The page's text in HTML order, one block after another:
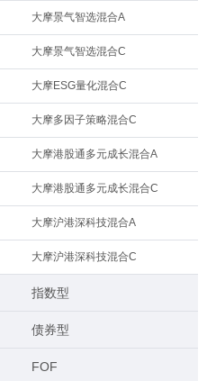
大摩景气智选混合A
大摩景气智选混合C
大摩ESG量化混合C
大摩多因子策略混合C
大摩港股通多元成长混合A
大摩港股通多元成长混合C
大摩沪港深科技混合A
大摩沪港深科技混合C
指数型
债券型
FOF